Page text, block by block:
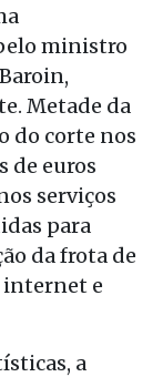
ministro
Metade da
do corte nos
de euros
serviços
para
da frota de
internet e
a